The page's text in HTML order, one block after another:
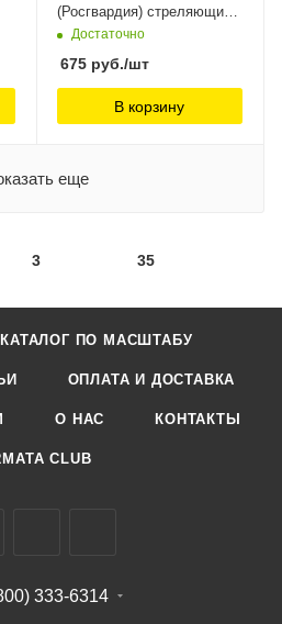
(Росгвардия) стреляющий
из снайперской винтовки
Достаточно
675руб./шт
В корзину
еще
3 35
КАТАЛОГ ПО МАСШТАБУ
ОПЛАТА И ДОСТАВКА
О НАС КОНТАКТЫ
CLUB
333-6314